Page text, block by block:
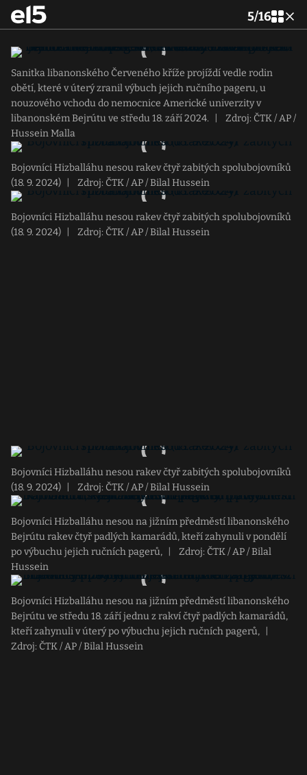
5/16
Sanitka libanonského Červeného kříže projíždí vedle rodin
obětí, které v úterý zranil výbuch jejich ručního pageru, u
nouzového vchodu do nemocnice Americké univerzity v
libanonském Bejrútu ve středu 18. září 2024.
Zdroj: ČTK / AP /
Hussein Malla
Bojovníci Hizballáhu nesou rakev čtyř zabitých spolubojovníků
(18. 9. 2024)
Zdroj: ČTK / AP / Bilal Hussein
Bojovníci Hizballáhu nesou rakev čtyř zabitých spolubojovníků
(18. 9. 2024)
Zdroj: ČTK / AP / Bilal Hussein
Bojovníci Hizballáhu nesou rakev čtyř zabitých spolubojovníků
(18. 9. 2024)
Zdroj: ČTK / AP / Bilal Hussein
Bojovníci Hizballáhu nesou na jižním předměstí libanonského
Bejrútu rakev čtyř padlých kamarádů, kteří zahynuli v pondělí
po výbuchu jejich ručních pagerů,
Zdroj: ČTK / AP / Bilal
Hussein
Bojovníci Hizballáhu nesou na jižním předměstí libanonského
Bejrútu ve středu 18. září jednu z rakví čtyř padlých kamarádů,
kteří zahynuli v úterý po výbuchu jejich ručních pagerů,
Zdroj: ČTK / AP / Bilal Hussein